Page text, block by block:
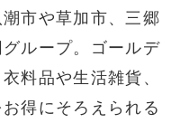
市や草加市、三郷
ループ。ゴールデ
料品や生活雑貨、
得にそろえられる